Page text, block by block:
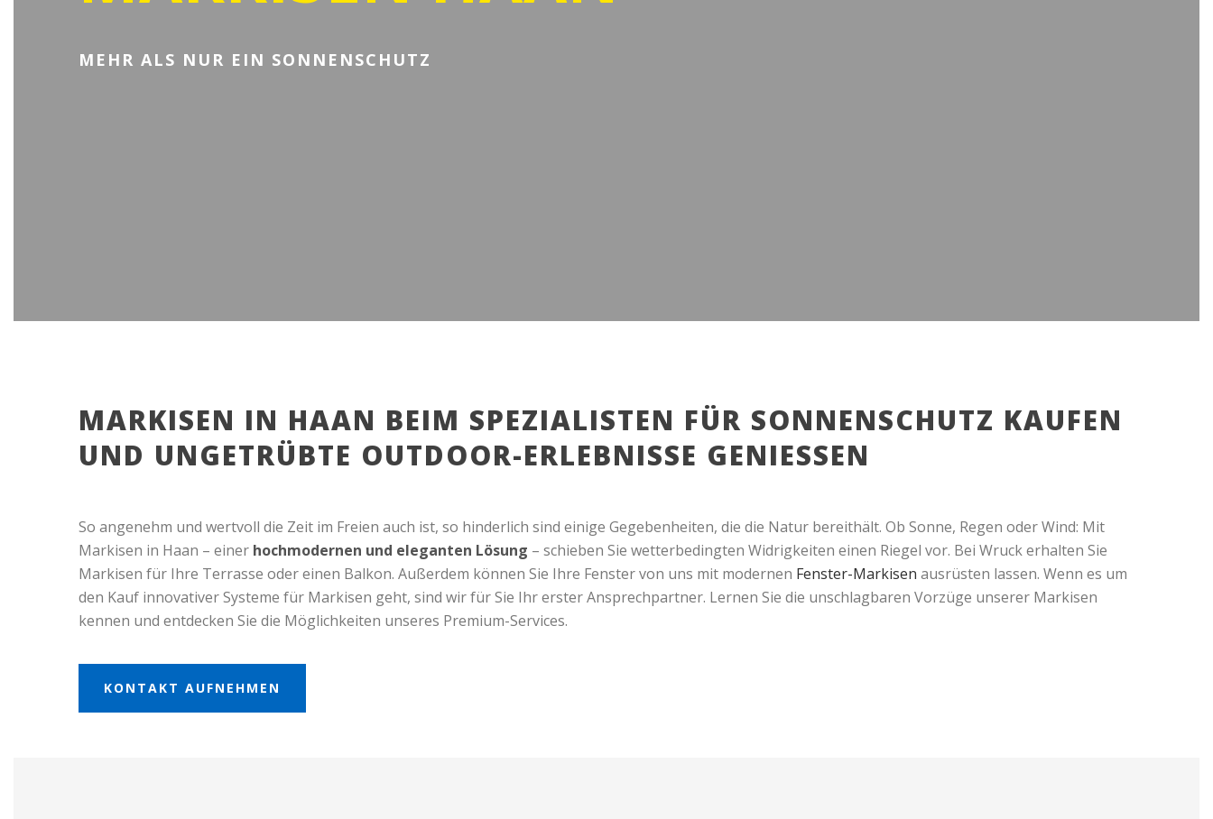
MEHR ALS NUR EIN SONNENSCHUTZ
MARKISEN IN HAAN BEIM SPEZIALISTEN FÜR SONNENSCHUTZ KAUFEN
UND UNGETRÜBTE OUTDOOR-ERLEBNISSE GENIESSEN
So angenehm und wertvoll die Zeit im Freien auch ist, so hinderlich sind einige Gegebenheiten, die die Natur bereithält. Ob Sonne, Regen oder Wind: Mit
Markisen in Haan – einer hochmodernen und eleganten Lösung – schieben Sie wetterbedingten Widrigkeiten einen Riegel vor. Bei Wruck erhalten Sie
Markisen für Ihre Terrasse oder einen Balkon. Außerdem können Sie Ihre Fenster von uns mit modernen Fenster-Markisen ausrüsten lassen. Wenn es um
den Kauf innovativer Systeme für Markisen geht, sind wir für Sie Ihr erster Ansprechpartner. Lernen Sie die unschlagbaren Vorzüge unserer Markisen
kennen und entdecken Sie die Möglichkeiten unseres Premium-Services.
KONTAKT AUFNEHMEN